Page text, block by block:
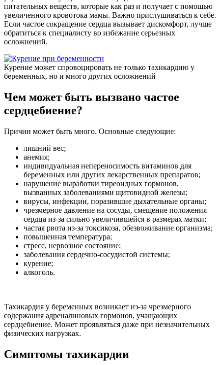
питательных веществ, которые как раз и получает с помощью
увеличенного кровотока мамы. Важно прислушиваться к себе.
Если частое сокращение сердца вызывает дискомфорт, лучше
обратиться к специалисту во избежание серьезных
осложнений.
Курение может спровоцировать не только тахикардию у
беременных, но и много других осложнений
Чем может быть вызвано частое
сердцебиение?
Причин может быть много. Основные следующие:
лишний вес;
анемия;
индивидуальная непереносимость витаминов для
беременных или других лекарственных препаратов;
нарушение выработки тиреоидных гормонов,
вызванных заболеваниями щитовидной железы;
вирусы, инфекции, поразившие дыхательные органы;
чрезмерное давление на сосуды, смещение положения
сердца из-за сильно увеличившейся в размерах матки;
частая рвота из-за токсикоза, обезвоживание организма;
повышенная температура;
стресс, нервозное состояние;
заболевания сердечно-сосудистой системы;
курение;
алкоголь.
Тахикардия у беременных возникает из-за чрезмерного
содержания адреналиновых гормонов, учащающих
сердцебиение. Может проявляться даже при незначительных
физических нагрузках.
Симптомы тахикардии